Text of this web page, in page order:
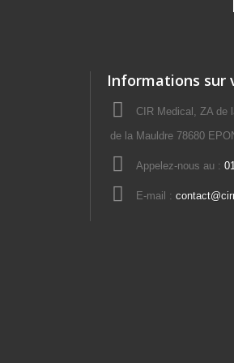
Informations sur
CIR Medical, ZA de
de la Mauldre 78680
Appelez-nous au :
E-mail :